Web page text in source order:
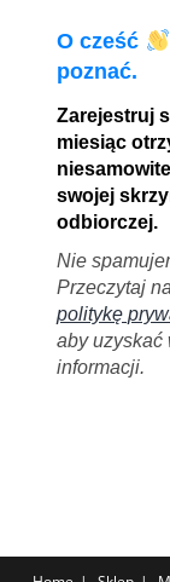
O cześć
poznać.
Zarejestruj
miesiąc
swojej
odbiorczej.
Nie
Przeczytaj
politykę
aby uzyskać
informacji.